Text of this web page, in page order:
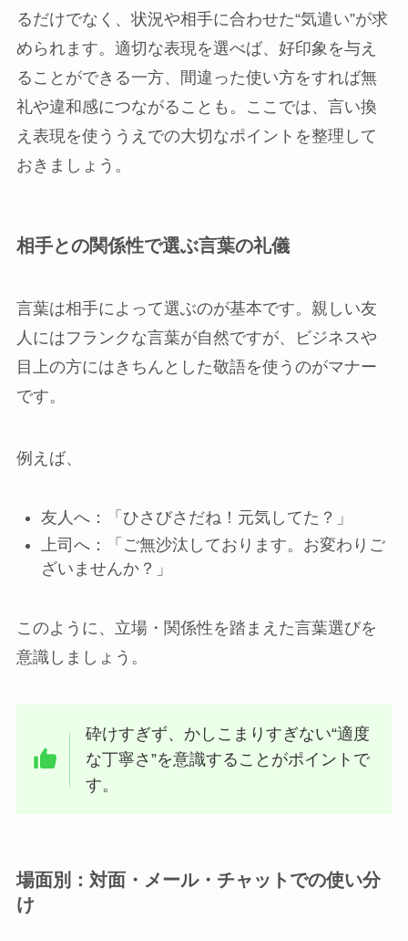
るだけでなく、状況や相手に合わせた“気遣い”が求
められます。適切な表現を選べば、好印象を与え
ることができる一方、間違った使い方をすれば無
礼や違和感につながることも。ここでは、言い換
え表現を使ううえでの大切なポイントを整理して
おきましょう。
相手との関係性で選ぶ言葉の礼儀
言葉は相手によって選ぶのが基本です。親しい友
人にはフランクな言葉が自然ですが、ビジネスや
目上の方にはきちんとした敬語を使うのがマナー
です。
例えば、
友人へ：「ひさびさだね！元気してた？」
上司へ：「ご無沙汰しております。お変わりご
ざいませんか？」
このように、立場・関係性を踏まえた言葉選びを
意識しましょう。
砕けすぎず、かしこまりすぎない“適度
な丁寧さ”を意識することがポイントで
す。
場面別：対面・メール・チャットでの使い分
け